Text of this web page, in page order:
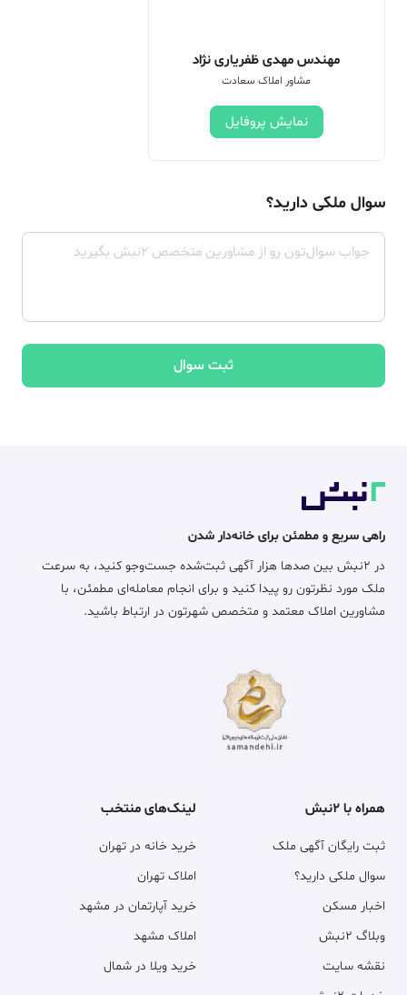
مهندس مهدی ظفریاری نژاد
مشاور املاک سعادت
نمایش پروفایل
سوال ملکی دارید؟
ثبت سوال
راهی سریع و مطمئن برای خانه‌دار شدن
در ۲نبش بین صدها هزار آگهی ثبت‌شده جست‌وجو کنید، به سرعت
ملک مورد نظرتون رو پیدا کنید و برای انجام معامله‌ای مطمئن، با
مشاورین املاک معتمد و متخصص شهرتون در ارتباط باشید.
همراه با ۲نبش
ثبت رایگان آگهی ملک
سوال ملکی دارید؟
اخبار مسکن
وبلاگ ۲نبش
نقشه سایت
لینک‌های منتخب
خرید خانه در تهران
املاک تهران
خرید آپارتمان در مشهد
املاک مشهد
خرید ویلا در شمال